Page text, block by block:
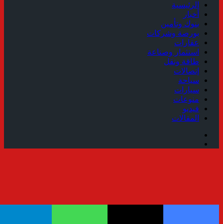
الرئيسية
أخبار
بنوك وتأمين
بورصة وشركات
عقارات
استثمار وصناعة
طاقة ونقل
إتصالات
سياحة
سيارات
منوعات
فيديو
المقالات